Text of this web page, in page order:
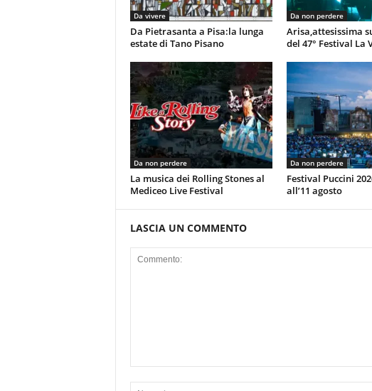
Da vivere
Da Pietrasanta a Pisa:la lunga
estate di Tano Pisano
Da non perdere
Arisa,attesissima
del 47° Festival La
Da non perdere
La musica dei Rolling Stones al
Mediceo Live Festival
Da non perdere
Festival Puccini
all’11 agosto
LASCIA UN COMMENTO